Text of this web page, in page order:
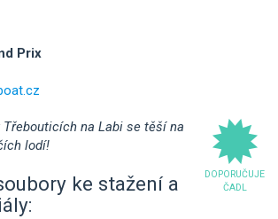
Prix
DOPORUČUJE
ČADL
Třebouticích na Labi se těší na
lodí!
ke stažení a